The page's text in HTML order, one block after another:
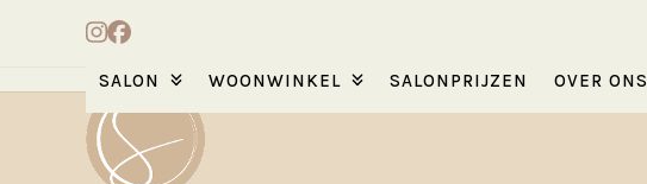
Instagram
Facebook
SALON WOONWINKEL SALONPRIJZEN OVER ONS